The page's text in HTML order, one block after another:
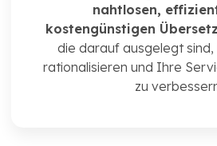
nahtlosen,
kostengünstigen
die darauf ausgelegt sind,
rationalisieren und Ihre
zu